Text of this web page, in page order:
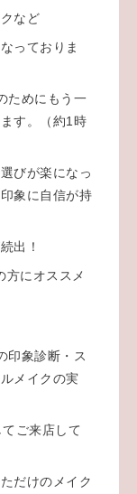
など
っておりま
ためにもう一
す。（約1時
びが楽になっ
象に自信が持
出！
方にオススメ
印象診断・ス
メイクの実
ご来店して
だけのメイク